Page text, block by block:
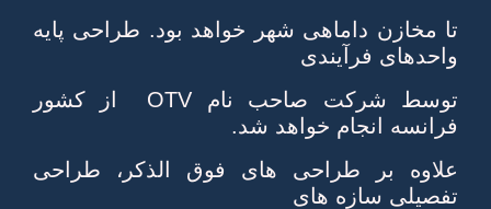
تا مخازن داماهی شهر خواهد بود. طراحی پايه
واحدهای فرآيندی
توسط شركت صاحب نام OTV از كشور
فرانسه انجام خواهد شد.
علاوه بر طراحی های فوق الذكر، طراحی
تفصيلی سازه های